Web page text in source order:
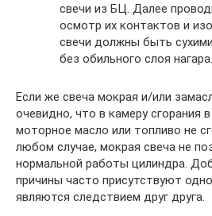
свечи из БЦ. Далее
осмотр их контактов и
свечи должны быть
без обильного слоя нагара.
Если же свеча мокрая и/или
очевидно, что в камеру сгорания
моторное масло или топливо не
любом случае, мокрая свеча не
нормальной работы цилиндра.
причины часто присутствуют
являются следствием друг друга.